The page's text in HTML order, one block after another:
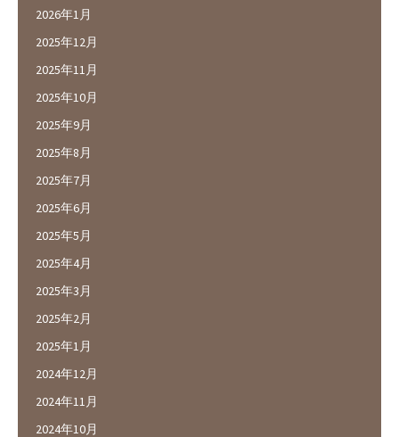
2026年1月
2025年12月
2025年11月
2025年10月
2025年9月
2025年8月
2025年7月
2025年6月
2025年5月
2025年4月
2025年3月
2025年2月
2025年1月
2024年12月
2024年11月
2024年10月